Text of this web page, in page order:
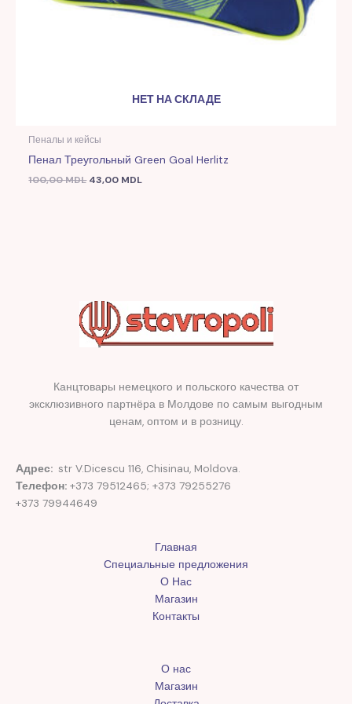
НЕТ НА СКЛАДЕ
Пеналы и кейсы
Пенал Треугольный Green Goal Herlitz
100,00MDL 43,00 MDL
Канцтовары немецкого и польского качества от
эксклюзивного партнёра в Молдове по самым выгодным
ценам, оптом и в розницу.
Адрес: str V.Dicescu 116, Chisinau, Moldova.
Телефон: +373 79512465; +373 79255276
+373 79944649
Главная
Специальные предложения
О Нас
Магазин
Контакты
О нас
Магазин